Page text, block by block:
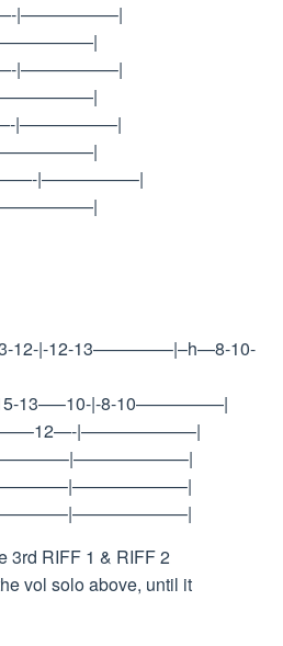
|—————–|
|—————–|
|—————–|
|—————–|
12-|-12-13————–|–h—8-10-
|-8-10—————|
|——————–|
3rd RIFF 1 & RIFF 2
vol solo above, until it